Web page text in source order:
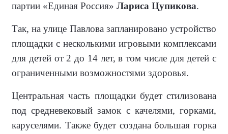
партии «Единая Россия» Лариса Цупикова.
Так, на улице Павлова запланировано устройство
площадки с несколькими игровыми комплексами
для детей от 2 до 14 лет, в том числе для детей с
ограниченными возможностями здоровья.
Центральная часть площадки будет стилизована
под средневековый замок с качелями, горками,
каруселями. Также будет создана большая горка